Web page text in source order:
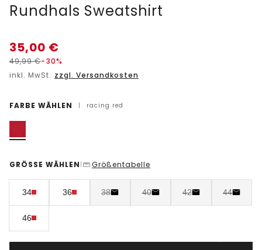
Rundhals Sweatshirt
35,00 €
49,99€-30%
inkl. MwSt. zzgl. Versandkosten
FARBE WÄHLEN | racing red
GRÖSSE WÄHLEN | Größentabelle
34 36 38 40 42 44
46